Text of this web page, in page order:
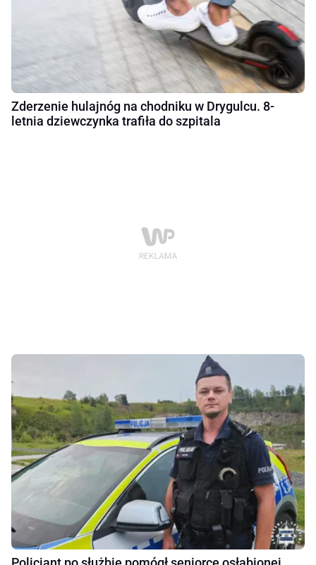
Zderzenie hulajnóg na chodniku w Drygulcu. 8-
letnia dziewczynka trafiła do szpitala